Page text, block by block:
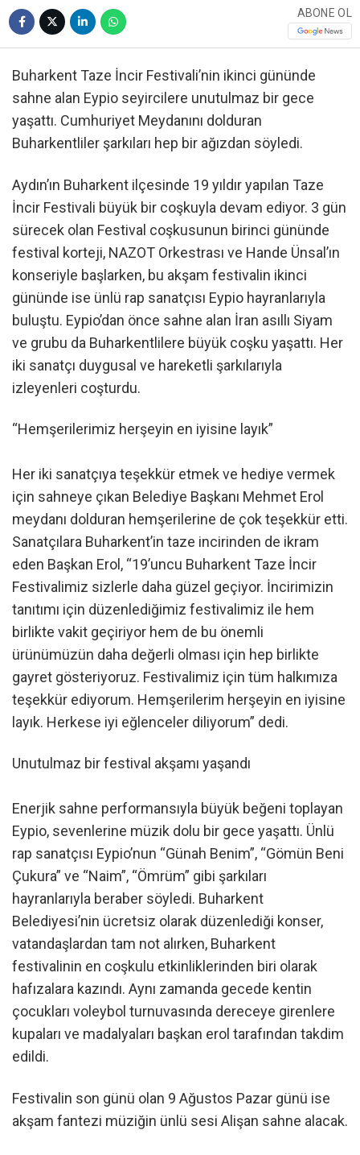
ABONE OL
Buharkent Taze İncir Festivali’nin ikinci gününde
sahne alan Eypio seyircilere unutulmaz bir gece
yaşattı. Cumhuriyet Meydanını dolduran
Buharkentliler şarkıları hep bir ağızdan söyledi.
Aydın’ın Buharkent ilçesinde 19 yıldır yapılan Taze
İncir Festivali büyük bir coşkuyla devam ediyor. 3 gün
sürecek olan Festival coşkusunun birinci gününde
festival korteji, NAZOT Orkestrası ve Hande Ünsal’ın
konseriyle başlarken, bu akşam festivalin ikinci
gününde ise ünlü rap sanatçısı Eypio hayranlarıyla
buluştu. Eypio’dan önce sahne alan İran asıllı Siyam
ve grubu da Buharkentlilere büyük coşku yaşattı. Her
iki sanatçı duygusal ve hareketli şarkılarıyla
izleyenleri coşturdu.
“Hemşerilerimiz herşeyin en iyisine layık”
Her iki sanatçıya teşekkür etmek ve hediye vermek
için sahneye çıkan Belediye Başkanı Mehmet Erol
meydanı dolduran hemşerilerine de çok teşekkür etti.
Sanatçılara Buharkent’in taze incirinden de ikram
eden Başkan Erol, “19’uncu Buharkent Taze İncir
Festivalimiz sizlerle daha güzel geçiyor. İncirimizin
tanıtımı için düzenlediğimiz festivalimiz ile hem
birlikte vakit geçiriyor hem de bu önemli
ürünümüzün daha değerli olması için hep birlikte
gayret gösteriyoruz. Festivalimiz için tüm halkımıza
teşekkür ediyorum. Hemşerilerim herşeyin en iyisine
layık. Herkese iyi eğlenceler diliyorum” dedi.
Unutulmaz bir festival akşamı yaşandı
Enerjik sahne performansıyla büyük beğeni toplayan
Eypio, sevenlerine müzik dolu bir gece yaşattı. Ünlü
rap sanatçısı Eypio’nun “Günah Benim”, “Gömün Beni
Çukura” ve “Naim”, “Ömrüm” gibi şarkıları
hayranlarıyla beraber söyledi. Buharkent
Belediyesi’nin ücretsiz olarak düzenlediği konser,
vatandaşlardan tam not alırken, Buharkent
festivalinin en coşkulu etkinliklerinden biri olarak
hafızalara kazındı. Aynı zamanda gecede kentin
çocukları voleybol turnuvasında dereceye girenlere
kupaları ve madalyaları başkan erol tarafından takdim
edildi.
Festivalin son günü olan 9 Ağustos Pazar günü ise
akşam fantezi müziğin ünlü sesi Alişan sahne alacak.